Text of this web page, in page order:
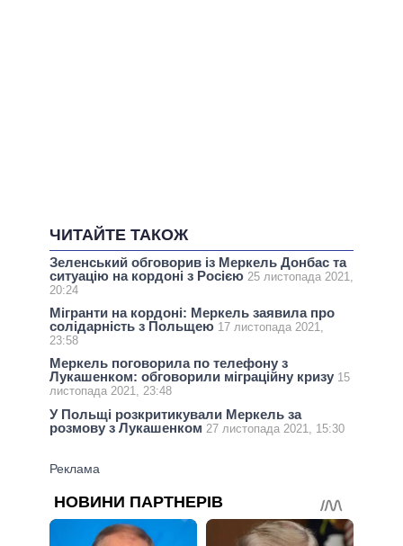
ЧИТАЙТЕ ТАКОЖ
Зеленський обговорив із Меркель Донбас та
ситуацію на кордоні з Росією 25 листопада 2021,
20:24
Мігранти на кордоні: Меркель заявила про
солідарність з Польщею 17 листопада 2021,
23:58
Меркель поговорила по телефону з
Лукашенком: обговорили міграційну кризу 15
листопада 2021, 23:48
У Польщі розкритикували Меркель за
розмову з Лукашенком 27 листопада 2021, 15:30